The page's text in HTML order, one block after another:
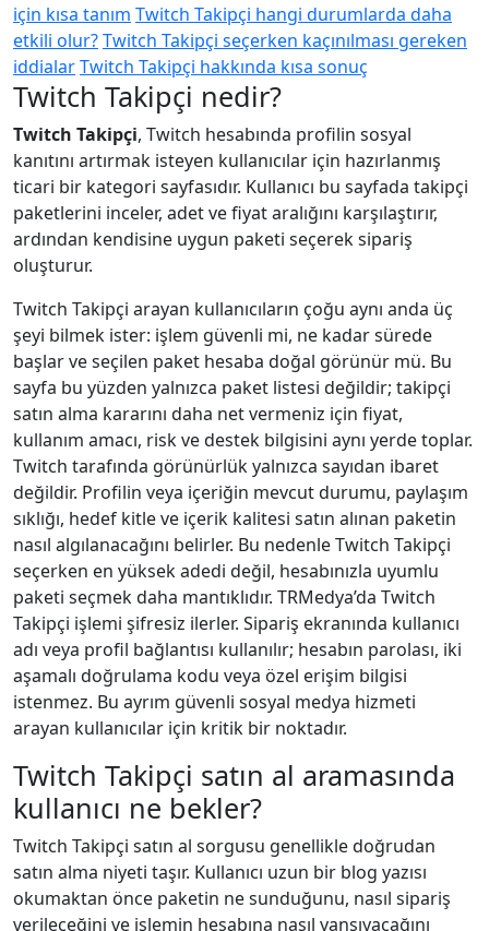
için kısa tanım Twitch Takipçi hangi durumlarda daha
etkili olur?Twitch Takipçi seçerken kaçınılması gereken
iddialarTwitch Takipçi hakkında kısa sonuç
Twitch Takipçi nedir?
Twitch Takipçi, Twitch hesabında profilin sosyal
kanıtını artırmak isteyen kullanıcılar için hazırlanmış
ticari bir kategori sayfasıdır. Kullanıcı bu sayfada takipçi
paketlerini inceler, adet ve fiyat aralığını karşılaştırır,
ardından kendisine uygun paketi seçerek sipariş
oluşturur.
Twitch Takipçi arayan kullanıcıların çoğu aynı anda üç
şeyi bilmek ister: işlem güvenli mi, ne kadar sürede
başlar ve seçilen paket hesaba doğal görünür mü. Bu
sayfa bu yüzden yalnızca paket listesi değildir; takipçi
satın alma kararını daha net vermeniz için fiyat,
kullanım amacı, risk ve destek bilgisini aynı yerde toplar.
Twitch tarafında görünürlük yalnızca sayıdan ibaret
değildir. Profilin veya içeriğin mevcut durumu, paylaşım
sıklığı, hedef kitle ve içerik kalitesi satın alınan paketin
nasıl algılanacağını belirler. Bu nedenle Twitch Takipçi
seçerken en yüksek adedi değil, hesabınızla uyumlu
paketi seçmek daha mantıklıdır. TRMedya’da Twitch
Takipçi işlemi şifresiz ilerler. Sipariş ekranında kullanıcı
adı veya profil bağlantısı kullanılır; hesabın parolası, iki
aşamalı doğrulama kodu veya özel erişim bilgisi
istenmez. Bu ayrım güvenli sosyal medya hizmeti
arayan kullanıcılar için kritik bir noktadır.
Twitch Takipçi satın al aramasında
kullanıcı ne bekler?
Twitch Takipçi satın al sorgusu genellikle doğrudan
satın alma niyeti taşır. Kullanıcı uzun bir blog yazısı
okumaktan önce paketin ne sunduğunu, nasıl sipariş
verileceğini ve işlemin hesabına nasıl yansıyacağını